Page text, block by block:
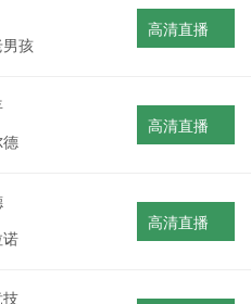
孩
高清直播
高清直播
诺
高清直播